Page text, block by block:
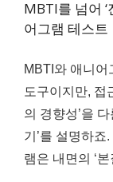
MBTI를 넘어
어그램 테스트
MBTI와 애니
도구이지만, 접
의 경향성’을
기’를 설명하죠
램은 내면의 ‘